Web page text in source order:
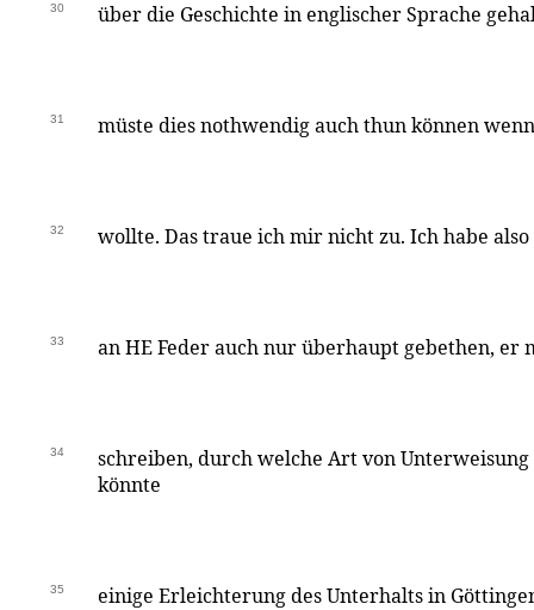
30 über die Geschichte in englischer Sprache
31 müste dies nothwendig auch thun können
32 wollte. Das traue ich mir nicht zu. Ich habe
33 an HE Feder auch nur überhaupt gebethen, er
34
schreiben, durch welche Art von
könnte
35 einige Erleichterung des Unterhalts in